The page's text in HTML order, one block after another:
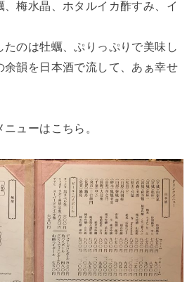
梅水晶、ホタルイカ酢すみ、イ
たのは牡蠣、ぷりっぷりで美味し
余韻を日本酒で流して、あぁ幸せ
ューはこちら。